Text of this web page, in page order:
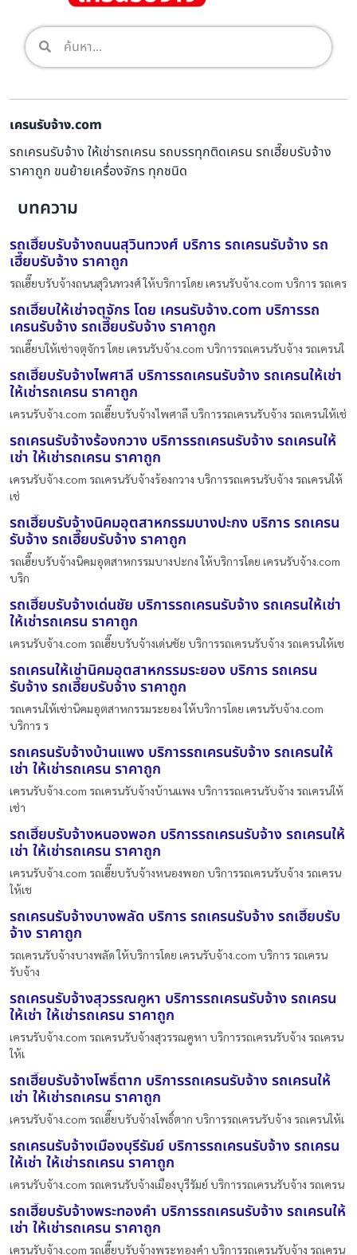
เครนรับจ้าง.com
รถเครนรับจ้าง ให้เช่ารถเครน รถบรรทุกติดเครน รถเฮี๊ยบรับจ้าง
ราคาถูก ขนย้ายเครื่องจักร ทุกชนิด
บทความ
รถเฮี๊ยบรับจ้างถนนสุวินทวงศ์ บริการ รถเครนรับจ้าง รถ
เฮี๊ยบรับจ้าง ราคาถูก
รถเฮี๊ยบรับจ้างถนนสุวินทวงศ์ ให้บริการโดย เครนรับจ้าง.com บริการ รถเคร
รถเฮี๊ยบให้เช่าจตุจักร โดย เครนรับจ้าง.com บริการรถ
เครนรับจ้าง รถเฮี๊ยบรับจ้าง ราคาถูก
รถเฮี๊ยบให้เช่าจตุจักร โดย เครนรับจ้าง.com บริการรถเครนรับจ้าง รถเครนใ
รถเฮี๊ยบรับจ้างไพศาลี บริการรถเครนรับจ้าง รถเครนให้เช่า
ให้เช่ารถเครน ราคาถูก
เครนรับจ้าง.com รถเฮี๊ยบรับจ้างไพศาลี บริการรถเครนรับจ้าง รถเครนให้เช่
รถเครนรับจ้างร้องกวาง บริการรถเครนรับจ้าง รถเครนให้
เช่า ให้เช่ารถเครน ราคาถูก
เครนรับจ้าง.com รถเครนรับจ้างร้องกวาง บริการรถเครนรับจ้าง รถเครนให้
เช่
รถเฮี๊ยบรับจ้างนิคมอุตสาหกรรมบางปะกง บริการ รถเครน
รับจ้าง รถเฮี๊ยบรับจ้าง ราคาถูก
รถเฮี๊ยบรับจ้างนิคมอุตสาหกรรมบางปะกง ให้บริการโดย เครนรับจ้าง.com
บริก
รถเฮี๊ยบรับจ้างเด่นชัย บริการรถเครนรับจ้าง รถเครนให้เช่า
ให้เช่ารถเครน ราคาถูก
เครนรับจ้าง.com รถเฮี๊ยบรับจ้างเด่นชัย บริการรถเครนรับจ้าง รถเครนให้เช
รถเครนให้เช่านิคมอุตสาหกรรมระยอง บริการ รถเครน
รับจ้าง รถเฮี๊ยบรับจ้าง ราคาถูก
รถเครนให้เช่านิคมอุตสาหกรรมระยอง ให้บริการโดย เครนรับจ้าง.com
บริการ ร
รถเครนรับจ้างบ้านแพง บริการรถเครนรับจ้าง รถเครนให้
เช่า ให้เช่ารถเครน ราคาถูก
เครนรับจ้าง.com รถเครนรับจ้างบ้านแพง บริการรถเครนรับจ้าง รถเครนให้
เช่า
รถเฮี๊ยบรับจ้างหนองพอก บริการรถเครนรับจ้าง รถเครนให้
เช่า ให้เช่ารถเครน ราคาถูก
เครนรับจ้าง.com รถเฮี๊ยบรับจ้างหนองพอก บริการรถเครนรับจ้าง รถเครน
ให้เช
รถเครนรับจ้างบางพลัด บริการ รถเครนรับจ้าง รถเฮี๊ยบรับ
จ้าง ราคาถูก
รถเครนรับจ้างบางพลัด ให้บริการโดย เครนรับจ้าง.com บริการ รถเครน
รับจ้าง
รถเครนรับจ้างสุวรรณคูหา บริการรถเครนรับจ้าง รถเครน
ให้เช่า ให้เช่ารถเครน ราคาถูก
เครนรับจ้าง.com รถเครนรับจ้างสุวรรณคูหา บริการรถเครนรับจ้าง รถเครน
ให้เ
รถเฮี๊ยบรับจ้างโพธิ์ตาก บริการรถเครนรับจ้าง รถเครนให้
เช่า ให้เช่ารถเครน ราคาถูก
เครนรับจ้าง.com รถเฮี๊ยบรับจ้างโพธิ์ตาก บริการรถเครนรับจ้าง รถเครนให้เ
รถเครนรับจ้างเมืองบุรีรัมย์ บริการรถเครนรับจ้าง รถเครน
ให้เช่า ให้เช่ารถเครน ราคาถูก
เครนรับจ้าง.com รถเครนรับจ้างเมืองบุรีรัมย์ บริการรถเครนรับจ้าง รถเครน
รถเฮี๊ยบรับจ้างพระทองคำ บริการรถเครนรับจ้าง รถเครนให้
เช่า ให้เช่ารถเครน ราคาถูก
เครนรับจ้าง.com รถเฮี๊ยบรับจ้างพระทองคำ บริการรถเครนรับจ้าง รถเครน